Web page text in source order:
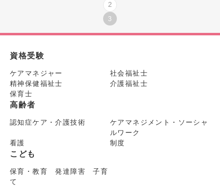
2
3
資格受験
ケアマネジャー
社会福祉士
精神保健福祉士
介護福祉士
保育士
高齢者
認知症ケア・介護技術
ケアマネジメント・ソーシャ
ルワーク
看護
制度
こども
保育・教育 発達障害 子育
て